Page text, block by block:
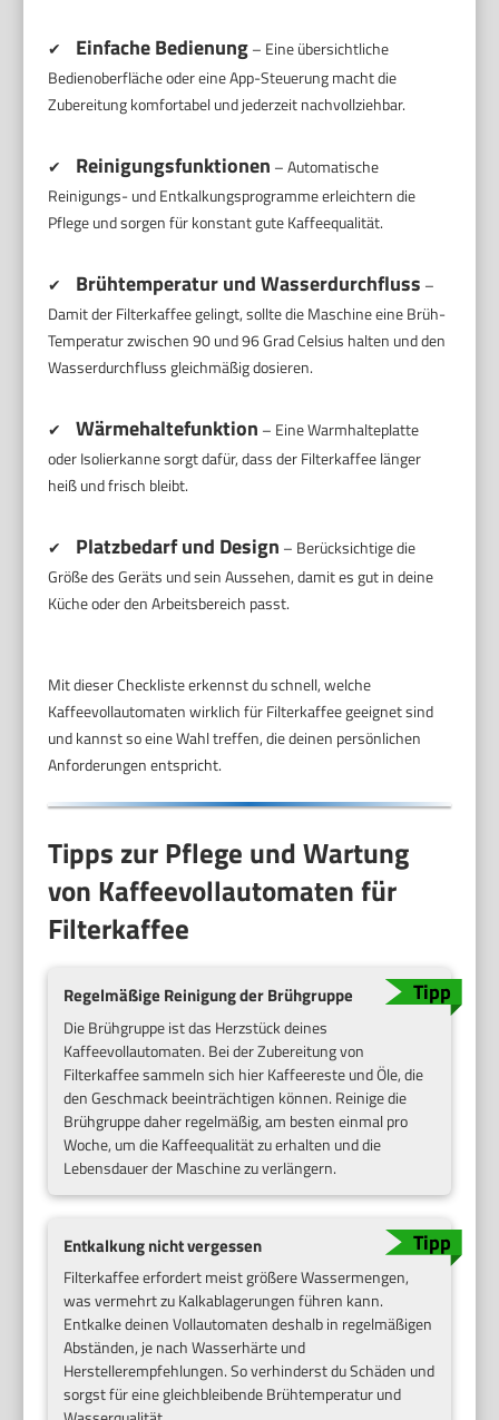
✔ Einfache Bedienung– Eine übersichtliche
Bedienoberfläche oder eine App-Steuerung macht die
Zubereitung komfortabel und jederzeit nachvollziehbar.
✔ Reinigungsfunktionen – Automatische
Reinigungs- und Entkalkungsprogramme erleichtern die
Pflege und sorgen für konstant gute Kaffeequalität.
✔ Brühtemperatur und Wasserdurchfluss –
Damit der Filterkaffee gelingt, sollte die Maschine eine Brüh-
Temperatur zwischen 90 und 96 Grad Celsius halten und den
Wasserdurchfluss gleichmäßig dosieren.
✔ Wärmehaltefunktion – Eine Warmhalteplatte
oder Isolierkanne sorgt dafür, dass der Filterkaffee länger
heiß und frisch bleibt.
✔ Platzbedarf und Design – Berücksichtige die
Größe des Geräts und sein Aussehen, damit es gut in deine
Küche oder den Arbeitsbereich passt.
Mit dieser Checkliste erkennst du schnell, welche
Kaffeevollautomaten wirklich für Filterkaffee geeignet sind
und kannst so eine Wahl treffen, die deinen persönlichen
Anforderungen entspricht.
Tipps zur Pflege und Wartung
von Kaffeevollautomaten für
Filterkaffee
Regelmäßige Reinigung der Brühgruppe
Die Brühgruppe ist das Herzstück deines
Kaffeevollautomaten. Bei der Zubereitung von
Filterkaffee sammeln sich hier Kaffeereste und Öle, die
den Geschmack beeinträchtigen können. Reinige die
Brühgruppe daher regelmäßig, am besten einmal pro
Woche, um die Kaffeequalität zu erhalten und die
Lebensdauer der Maschine zu verlängern.
Entkalkung nicht vergessen
Filterkaffee erfordert meist größere Wassermengen,
was vermehrt zu Kalkablagerungen führen kann.
Entkalke deinen Vollautomaten deshalb in regelmäßigen
Abständen, je nach Wasserhärte und
Herstellerempfehlungen. So verhinderst du Schäden und
sorgst für eine gleichbleibende Brühtemperatur und